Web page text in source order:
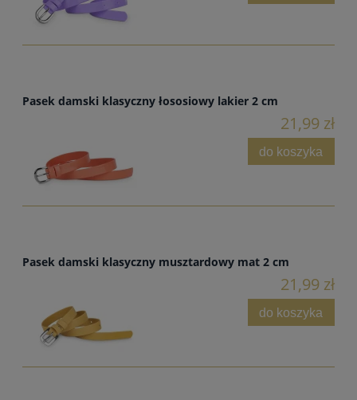
Pasek damski klasyczny łososiowy lakier 2 cm
21,99 zł
do koszyka
Pasek damski klasyczny musztardowy mat 2 cm
21,99 zł
do koszyka